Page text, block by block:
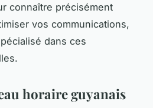
connaître précisément
vos communications,
dans ces
horaire guyanais